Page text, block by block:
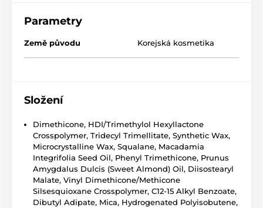
Parametry
Země původu Korejská kosmetika
Složení
Dimethicone, HDI/Trimethylol Hexyllactone
Crosspolymer, Tridecyl Trimellitate, Synthetic Wax,
Microcrystalline Wax, Squalane, Macadamia
Integrifolia Seed Oil, Phenyl Trimethicone, Prunus
Amygdalus Dulcis (Sweet Almond) Oil, Diisostearyl
Malate, Vinyl Dimethicone/Methicone
Silsesquioxane Crosspolymer, C12-15 Alkyl Benzoate,
Dibutyl Adipate, Mica, Hydrogenated Polyisobutene,